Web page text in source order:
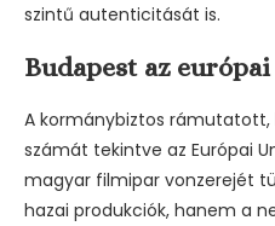
szintű autenticitását is.
Budapest az
A kormánybiztos
számát tekintve az Európai
magyar filmipar vonzerejét
hazai produkciók, hanem a